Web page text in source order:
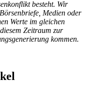
besteht. Wir
Medien oder
Werte im gleichen
Zeitraum zur
kommen.